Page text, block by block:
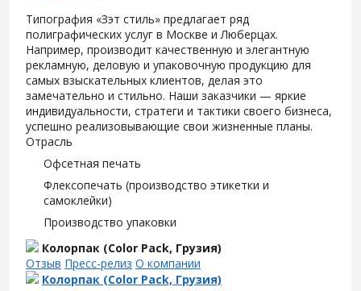
Типография «Зэт cтиль» предлагает ряд
полиграфических услуг в Москве и Люберцах.
Например, производит качественную и элегантную
рекламную, деловую и упаковочную продукцию для
самых взыскательных клиентов, делая это
замечательно и стильно. Наши заказчики — яркие
индивидуальности, стратеги и тактики своего бизнеса,
успешно реализовывающие свои жизненные планы.
Отрасль
Офсетная печать
Флексопечать (производство этикетки и
самоклейки)
Производство упаковки
Колорпак (Color Pack, Грузия)
Отзыв Пресс-релиз О компании
Колорпак (Color Pack, Грузия)